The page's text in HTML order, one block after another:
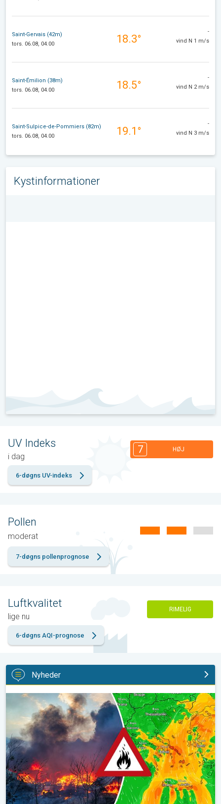
Saint-Gervais (42m)
tors. 06.08, 04.00
18.3°
-
vind N 1 m/s
Saint-Émilion (38m)
tors. 06.08, 04.00
18.5°
-
vind N 2 m/s
Saint-Sulpice-de-Pommiers (82m)
tors. 06.08, 04.00
19.1°
-
vind N 3 m/s
Kystinformationer
UV Indeks
i dag
7 HØJ
6-døgns UV-indeks
Pollen
moderat
7-døgns pollenprognose
Luftkvalitet
lige nu
RIMELIG
6-døgns AQI-prognose
Nyheder
Skovbrande hærger også i Sydøsteuropa. Hed varme og